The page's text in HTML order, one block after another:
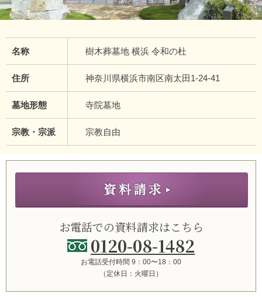
名称 樹木葬墓地 横浜 令和の杜
住所 神奈川県横浜市南区南太田1-24-41
墓地形態 寺院墓地
宗教・宗派 宗教自由
お電話での資料請求はこちら
0120-08-1482
お電話受付時間 9：00〜18：00
（定休日：火曜日）